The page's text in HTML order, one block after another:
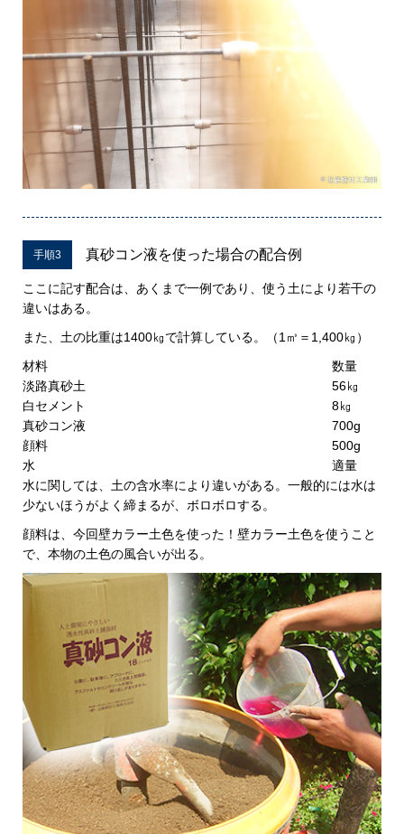
手順3 真砂コン液を使った場合の配合例
ここに記す配合は、あくまで一例であり、使う土により若干の
違いはある。
また、土の比重は1400㎏で計算している。（1㎥＝1,400㎏）
材料
数量
淡路真砂土
56㎏
白セメント
8㎏
真砂コン液
700g
顔料
500g
水
適量
水に関しては、土の含水率により違いがある。一般的には水は
少ないほうがよく締まるが、ボロボロする。
顔料は、今回壁カラー土色を使った！壁カラー土色を使うこと
で、本物の土色の風合いが出る。